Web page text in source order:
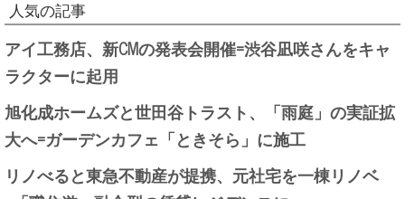
人気の記事
アイ工務店、新CMの発表会開催=渋谷凪咲さんをキャ
ラクターに起用
旭化成ホームズと世田谷トラスト、「雨庭」の実証拡
大へ=ガーデンカフェ「ときそら」に施工
リノべると東急不動産が提携、元社宅を一棟リノベ